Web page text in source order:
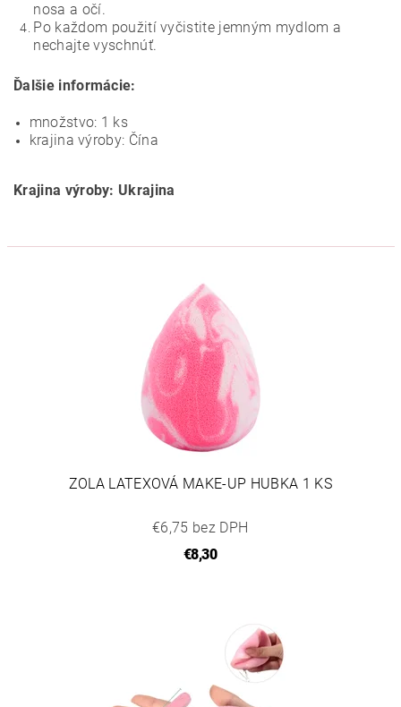
nosa a očí.
Po každom použití vyčistite jemným mydlom a
nechajte vyschnúť.
Ďalšie informácie:
množstvo: 1 ks
krajina výroby: Čína
Krajina výroby: Ukrajina
ZOLA LATEXOVÁ MAKE-UP HUBKA 1 KS
€6,75 bez DPH
€8,30